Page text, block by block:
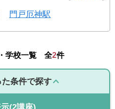
門戸厄神駅
学校一覧 全2件
条件で探す
(2講座)